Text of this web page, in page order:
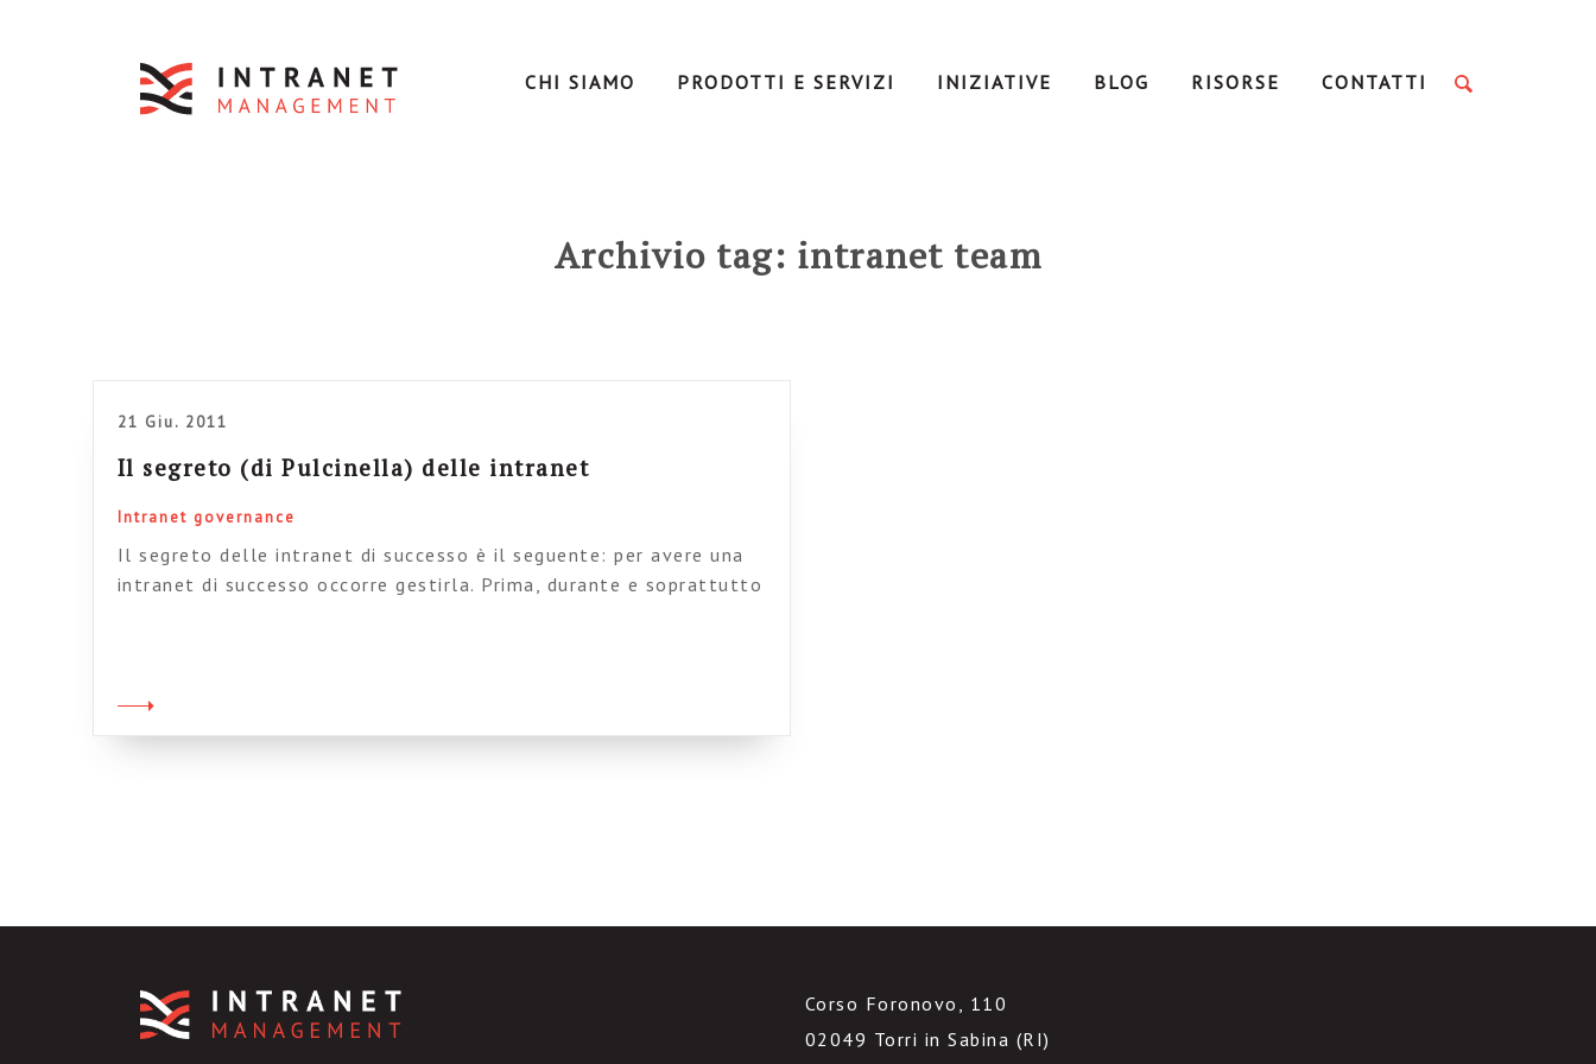
CHI SIAMO PRODOTTI E SERVIZI INIZIATIVE BLOG RISORSE CONTATTI
Archivio tag: intranet team
21 Giu. 2011
Il segreto (di Pulcinella) delle intranet
Intranet governance
Il segreto delle intranet di successo è il seguente: per avere una
intranet di successo occorre gestirla. Prima, durante e soprattutto
Corso Foronovo, 110
02049 Torri in Sabina (RI)